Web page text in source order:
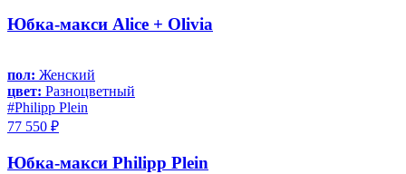
Юбка-макси Alice + Olivia
пол: Женский
цвет: Разноцветный
#Philipp Plein
77 550 ₽
Юбка-макси Philipp Plein